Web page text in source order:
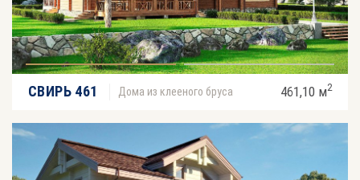
СВИРЬ 461 Дома из клееного бруса 461,10 м2